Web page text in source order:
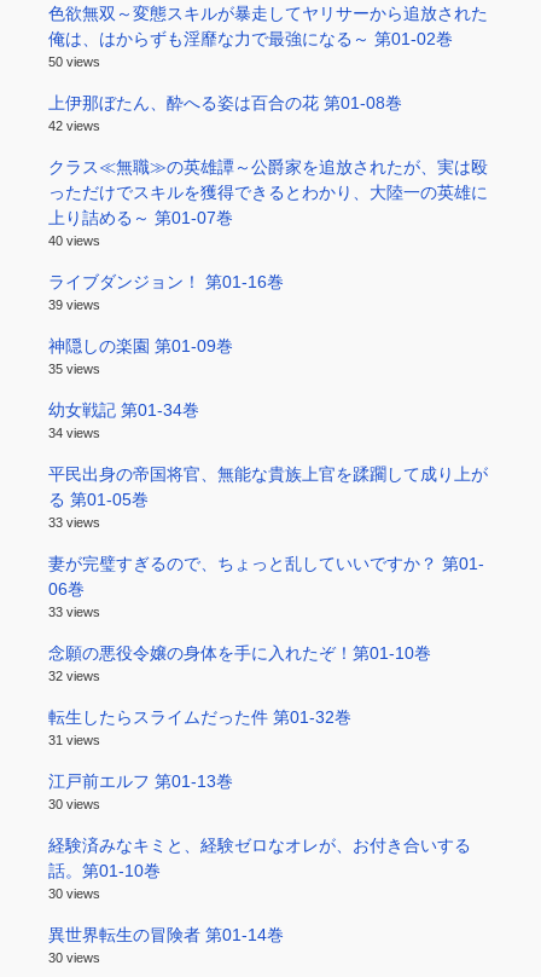
色欲無双～変態スキルが暴走してヤリサーから追放された
俺は、はからずも淫靡な力で最強になる～ 第01-02巻
50 views
上伊那ぼたん、酔へる姿は百合の花 第01-08巻
42 views
クラス≪無職≫の英雄譚～公爵家を追放されたが、実は殴
っただけでスキルを獲得できるとわかり、大陸一の英雄に
上り詰める～ 第01-07巻
40 views
ライブダンジョン！ 第01-16巻
39 views
神隠しの楽園 第01-09巻
35 views
幼女戦記 第01-34巻
34 views
平民出身の帝国将官、無能な貴族上官を蹂躙して成り上が
る 第01-05巻
33 views
妻が完璧すぎるので、ちょっと乱していいですか？ 第01-
06巻
33 views
念願の悪役令嬢の身体を手に入れたぞ！第01-10巻
32 views
転生したらスライムだった件 第01-32巻
31 views
江戸前エルフ 第01-13巻
30 views
経験済みなキミと、経験ゼロなオレが、お付き合いする
話。第01-10巻
30 views
異世界転生の冒険者 第01-14巻
30 views